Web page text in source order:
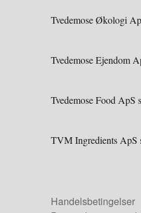
Tvedemose Økologi
Tvedemose Ejendom
Tvedemose Food ApS
TVM Ingredients ApS
Handelsbetingelser